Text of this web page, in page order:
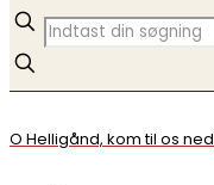
O Helligånd, kom til os ned